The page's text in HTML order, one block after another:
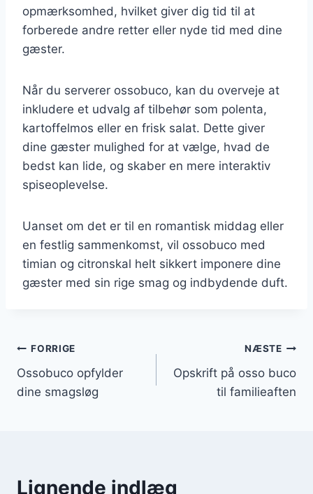
opmærksomhed, hvilket giver dig tid til at
forberede andre retter eller nyde tid med dine
gæster.
Når du serverer ossobuco, kan du overveje at
inkludere et udvalg af tilbehør som polenta,
kartoffelmos eller en frisk salat. Dette giver
dine gæster mulighed for at vælge, hvad de
bedst kan lide, og skaber en mere interaktiv
spiseoplevelse.
Uanset om det er til en romantisk middag eller
en festlig sammenkomst, vil ossobuco med
timian og citronskal helt sikkert imponere dine
gæster med sin rige smag og indbydende duft.
Indlægsnavigation
FORRIGE
Ossobuco opfylder
dine smagsløg
NÆSTE
Opskrift på osso buco
til familieaften
Lignende indlæg